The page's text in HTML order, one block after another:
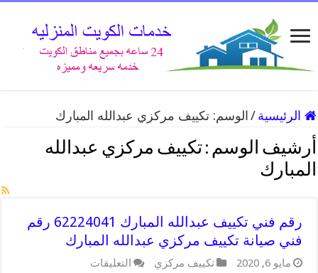
الرئيسية / الوسم:تكييف مركزي عبدالله المبارك
أرشيف الوسم :تكييف مركزي عبدالله
المبارك
رقم فني تكييف عبدالله المبارك 62224041 رقم
فني صيانة تكييف مركزي عبدالله المبارك
مايو 6, 2020 تكييف مركزي التعليقات